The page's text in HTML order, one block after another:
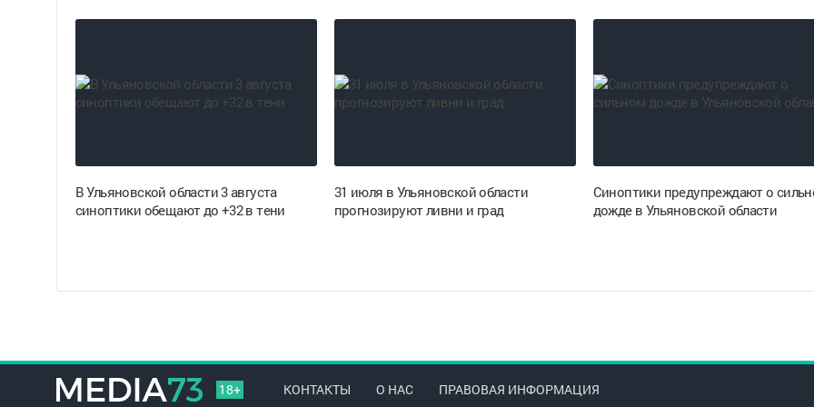
В Ульяновской области 3 августа
синоптики обещают до +32 в тени
31 июля в Ульяновской области
прогнозируют ливни и град
Синоптики предупреждают о
дожде в Ульяновской области
18+ КОНТАКТЫ О НАС ПРАВОВАЯ ИНФОРМАЦИЯ